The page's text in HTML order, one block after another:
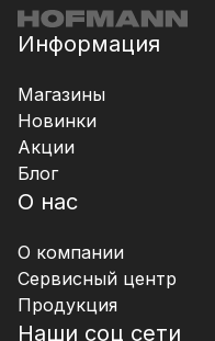
Информация
Магазины
Новинки
Акции
Блог
О нас
О компании
Сервисный центр
Продукция
Наши соц сети